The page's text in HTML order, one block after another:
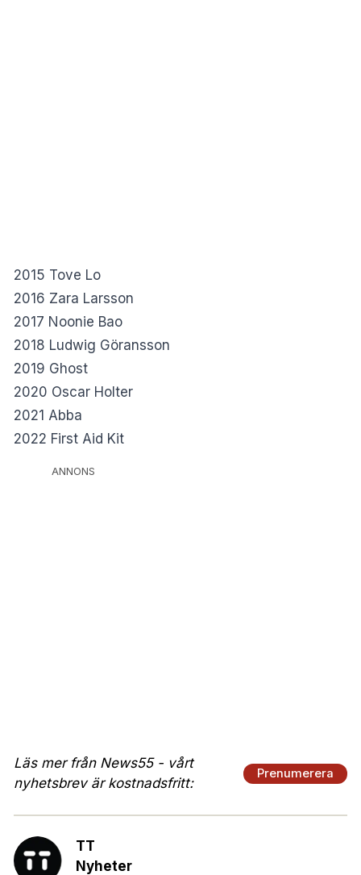
2015 Tove Lo
2016 Zara Larsson
2017 Noonie Bao
2018 Ludwig Göransson
2019 Ghost
2020 Oscar Holter
2021 Abba
2022 First Aid Kit
ANNONS
Läs mer från News55 - vårt
nyhetsbrev är kostnadsfritt:
Prenumerera
TT
Nyheter